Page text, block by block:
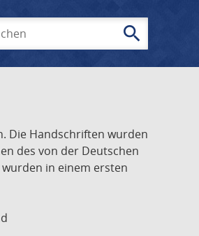
search
Die Handschriften wurden
des von der Deutschen
in einem ersten